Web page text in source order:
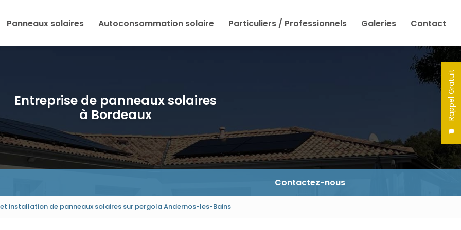
Rappel Gratuit
Panneaux solaires Autoconsommation solaire Particuliers / Professionnels Galeries Contact
Entreprise de panneaux solaires
à Bordeaux
Contactez-nous
et installation de panneaux solaires sur pergola Andernos-les-Bains